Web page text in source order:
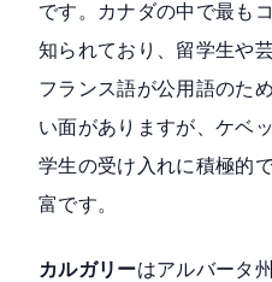
です。カナダの中で最も
知られており、留学生や
フランス語が公用語のた
い面がありますが、ケベ
学生の受け入れに積極的
富です。
カルガリーはアルバータ